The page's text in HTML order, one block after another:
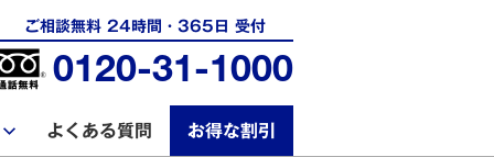
ご相談無料 24時間・365日 受付
0120-31-1000
よくある質問 お得な割引